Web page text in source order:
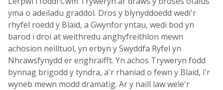
yma o adeiladu graddol. Dros y blynyddoedd wedi'r
rhyfel roedd y Blaid, a Gwynfor yntau, wedi bod yn
barod i droi at weithredu anghyfreithlon mewn
achosion neilltuol, yn erbyn y Swyddfa Ryfel yn
Nhrawsfynydd er enghraifft. Yn achos Tryweryn fodd
bynnag brigodd y tyndra, a'r rhaniad o fewn y Blaid, i'r
wyneb mewn modd dramatig. Ar y naill law wele'r